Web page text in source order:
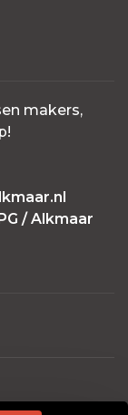
makers,
/ Alkmaar